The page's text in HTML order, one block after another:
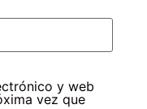
y web
vez que